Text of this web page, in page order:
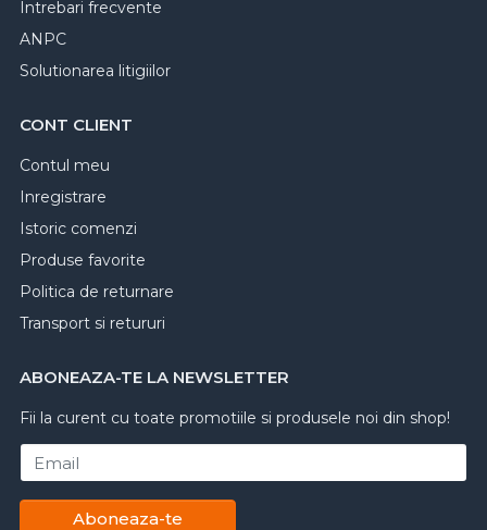
Intrebari frecvente
ANPC
Solutionarea litigiilor
CONT CLIENT
Contul meu
Inregistrare
Istoric comenzi
Produse favorite
Politica de returnare
Transport si retururi
ABONEAZA-TE LA NEWSLETTER
Fii la curent cu toate promotiile si produsele noi din shop!
Email
Aboneaza-te